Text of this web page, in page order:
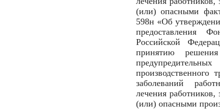
(или) опасными
598н «Об
предоставления
Российской
принятию
производственного
заболеваний
лечения
(или) опасными